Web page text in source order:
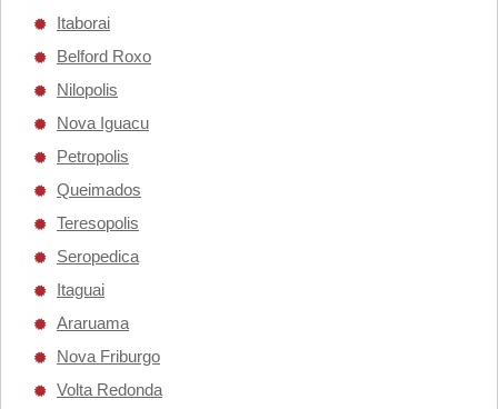
Itaborai
Belford Roxo
Nilopolis
Nova Iguacu
Petropolis
Queimados
Teresopolis
Seropedica
Itaguai
Araruama
Nova Friburgo
Volta Redonda